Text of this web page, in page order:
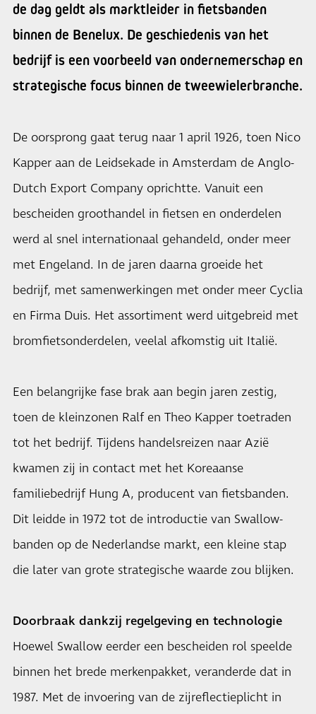
de dag geldt als marktleider in fietsbanden
binnen de Benelux. De geschiedenis van het
bedrijf is een voorbeeld van ondernemerschap en
strategische focus binnen de tweewielerbranche.
De oorsprong gaat terug naar 1 april 1926, toen Nico
Kapper aan de Leidsekade in Amsterdam de Anglo-
Dutch Export Company oprichtte. Vanuit een
bescheiden groothandel in fietsen en onderdelen
werd al snel internationaal gehandeld, onder meer
met Engeland. In de jaren daarna groeide het
bedrijf, met samenwerkingen met onder meer Cyclia
en Firma Duis. Het assortiment werd uitgebreid met
bromfietsonderdelen, veelal afkomstig uit Italië.
Een belangrijke fase brak aan begin jaren zestig,
toen de kleinzonen Ralf en Theo Kapper toetraden
tot het bedrijf. Tijdens handelsreizen naar Azië
kwamen zij in contact met het Koreaanse
familiebedrijf Hung A, producent van fietsbanden.
Dit leidde in 1972 tot de introductie van Swallow-
banden op de Nederlandse markt, een kleine stap
die later van grote strategische waarde zou blijken.
Doorbraak dankzij regelgeving en technologie
Hoewel Swallow eerder een bescheiden rol speelde
binnen het brede merkenpakket, veranderde dat in
1987. Met de invoering van de zijreflectieplicht in